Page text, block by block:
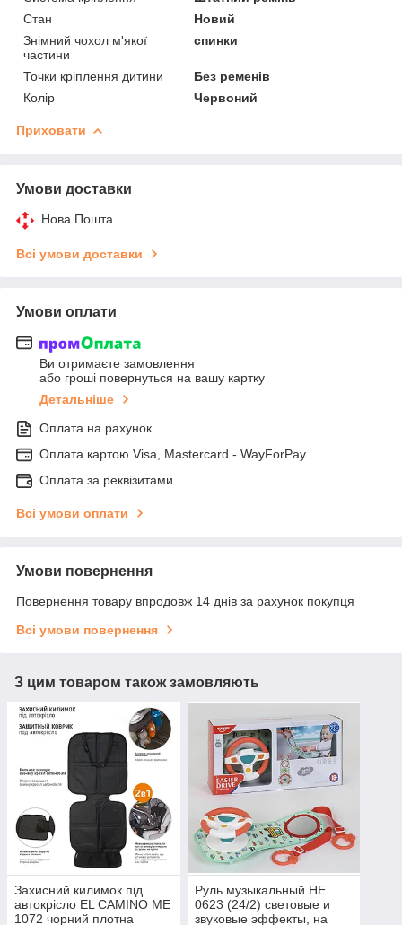
Стан
Новий
Знімний чохол м'якої
частини
спинки
Точки кріплення дитини
Без ременів
Колір
Червоний
Приховати
Умови доставки
Нова Пошта
Всі умови доставки
Умови оплати
Ви отримаєте замовлення
або гроші повернуться на вашу картку
Детальніше
Оплата на рахунок
Оплата картою Visa, Mastercard - WayForPay
Оплата за реквізитами
Всі умови оплати
Умови повернення
Повернення товару впродовж 14 днів за рахунок покупця
Всі умови повернення
З цим товаром також замовляють
Захисний килимок під
автокрісло EL CAMINO ME
1072 чорний плотна
Руль музыкальный HE
0623 (24/2) световые и
звуковые эффекты, на